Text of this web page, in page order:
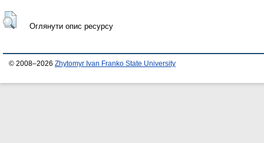
Оглянути опис ресурсу
© 2008–2026 Zhytomyr Ivan Franko State University